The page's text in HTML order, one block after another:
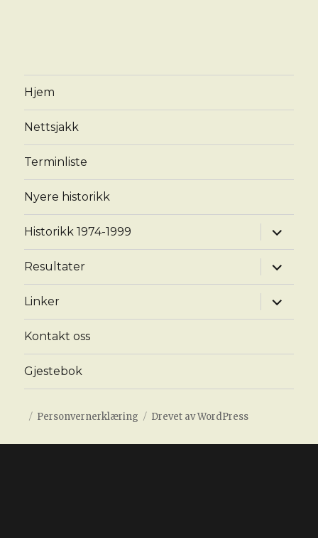
Hjem
Nettsjakk
Terminliste
Nyere historikk
Historikk 1974-1999
Utvid
Resultater
Utvid
Linker
Utvid
Kontakt oss
Gjestebok
Personvernerklæring Drevet av WordPress